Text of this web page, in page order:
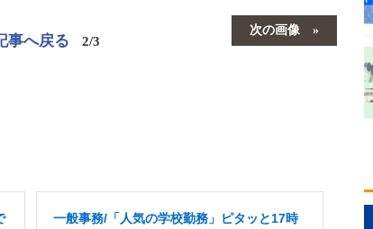
次の画像
事へ戻る 2/3
一般事務/「人気の学校勤務」ピタッと17時